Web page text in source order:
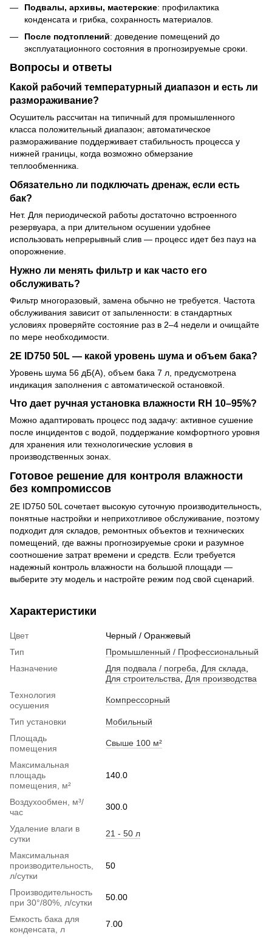
Подвалы, архивы, мастерские: профилактика
конденсата и грибка, сохранность материалов.
После подтоплений: доведение помещений до
эксплуатационного состояния в прогнозируемые сроки.
Вопросы и ответы
Какой рабочий температурный диапазон и есть ли
размораживание?
Осушитель рассчитан на типичный для промышленного
класса положительный диапазон; автоматическое
размораживание поддерживает стабильность процесса у
нижней границы, когда возможно обмерзание
теплообменника.
Обязательно ли подключать дренаж, если есть
бак?
Нет. Для периодической работы достаточно встроенного
резервуара, а при длительном осушении удобнее
использовать непрерывный слив — процесс идет без пауз на
опорожнение.
Нужно ли менять фильтр и как часто его
обслуживать?
Фильтр многоразовый, замена обычно не требуется. Частота
обслуживания зависит от запыленности: в стандартных
условиях проверяйте состояние раз в 2–4 недели и очищайте
по мере необходимости.
2E ID750 50L — какой уровень шума и объем бака?
Уровень шума 56 дБ(A), объем бака 7 л, предусмотрена
индикация заполнения с автоматической остановкой.
Что дает ручная установка влажности RH 10–95%?
Можно адаптировать процесс под задачу: активное сушение
после инцидентов с водой, поддержание комфортного уровня
для хранения или технологические условия в
производственных зонах.
Готовое решение для контроля влажности
без компромиссов
2E ID750 50L сочетает высокую суточную производительность,
понятные настройки и неприхотливое обслуживание, поэтому
подходит для складов, ремонтных объектов и технических
помещений, где важны прогнозируемые сроки и разумное
соотношение затрат времени и средств. Если требуется
надежный контроль влажности на большой площади —
выберите эту модель и настройте режим под свой сценарий.
Характеристики
Цвет
Черный / Оранжевый
Тип
Промышленный / Профессиональный
Назначение
Для подвала / погреба Для склада
Для строительства
Для производства
Технология
осушения
Компрессорный
Тип установки
Мобильный
Площадь
помещения
Свыше 100 м²
Максимальная
площадь
помещения, м²
140.0
Воздухообмен, м³/
час
300.0
Удаление влаги в
сутки
21 - 50 л
Максимальная
производительность,
л/сутки
50
Производительность
при 30°/80%, л/сутки
50.00
Емкость бака для
конденсата, л
7.00